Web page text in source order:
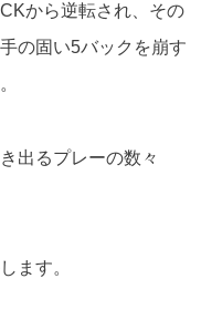
から逆転され、その
の固い5バックを崩す
出るプレーの数々
ます。